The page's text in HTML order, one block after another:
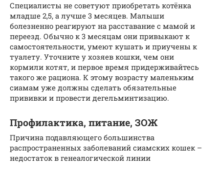
Специалисты не советуют приобретать котёнка
младше 2,5, а лучше 3 месяцев. Малыши
болезненно реагируют на расставание с мамой и
переезд. Обычно к 3 месяцам они привыкают к
самостоятельности, умеют кушать и приучены к
туалету. Уточните у хозяев кошки, чем они
кормили котят, и первое время придерживайтесь
такого же рациона. К этому возрасту маленьким
сиамам уже должны сделать обязательные
прививки и провести дегельминтизацию.
Профилактика, питание, ЗОЖ
Причина подавляющего большинства
распространенных заболеваний сиамских кошек –
недостаток в генеалогической линии